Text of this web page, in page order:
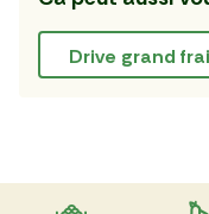
drive grand